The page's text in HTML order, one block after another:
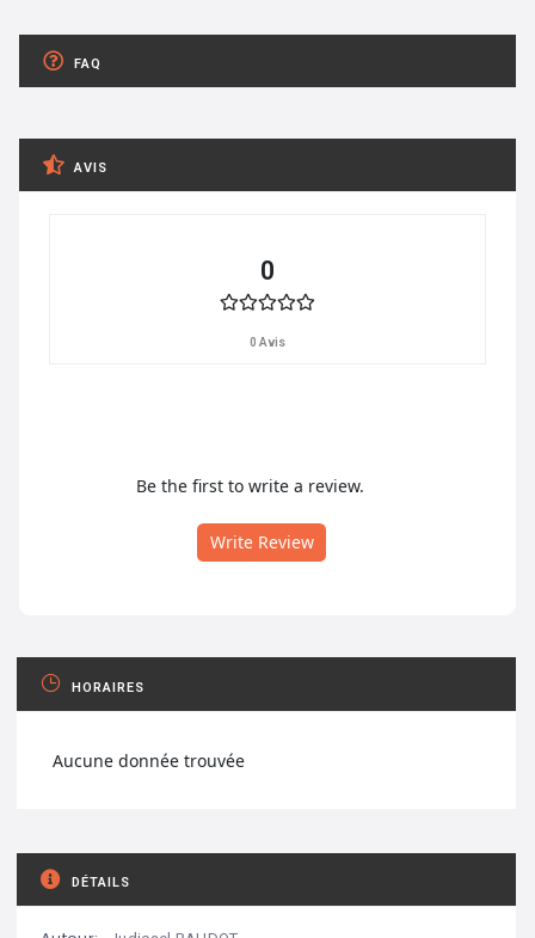
FAQ
AVIS
0
0 Avis
Be the first to write a review.
Write Review
HORAIRES
Aucune donnée trouvée
DÉTAILS